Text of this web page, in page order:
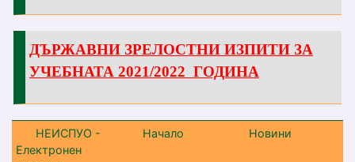
ДЪРЖАВНИ ЗРЕЛОСТНИ ИЗПИТИ ЗА
УЧЕБНАТА 2021/2022 ГОДИНА
НЕИСПУО -
Електронен
Начало Новини